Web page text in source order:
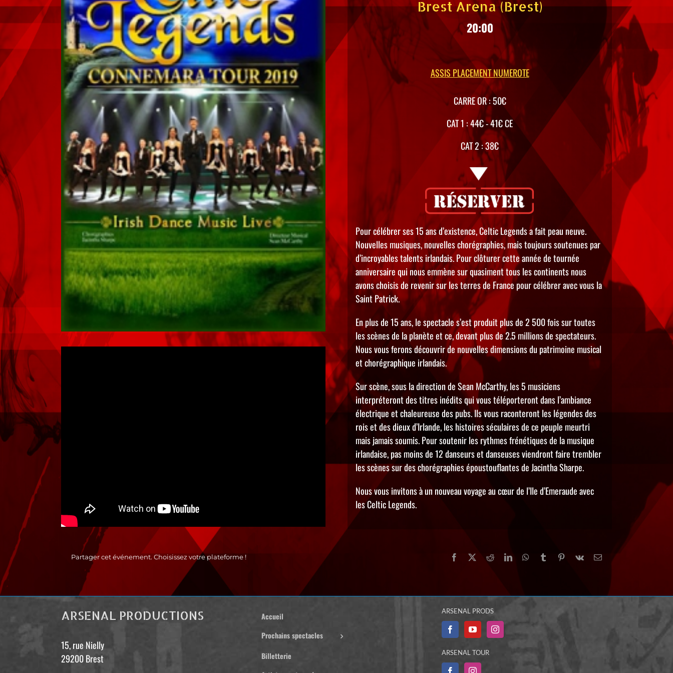
Brest Arena (Brest)
20:00
ASSIS PLACEMENT NUMEROTE
CARRE OR : 50€
CAT 1 : 44€ - 41€ CE
CAT 2 : 38€
Pour célébrer ses 15 ans d’existence, Celtic Legends a fait peau neuve.
Nouvelles musiques, nouvelles chorégraphies, mais toujours soutenues par
d’incroyables talents irlandais. Pour clôturer cette année de tournée
anniversaire qui nous emmène sur quasiment tous les continents nous
avons choisis de revenir sur les terres de France pour célébrer avec vous la
Saint Patrick.
En plus de 15 ans, le spectacle s’est produit plus de 2 500 fois sur toutes
les scènes de la planète et ce, devant plus de 2.5 millions de spectateurs.
Nous vous ferons découvrir de nouvelles dimensions du patrimoine musical
et chorégraphique irlandais.
Sur scène, sous la direction de Sean McCarthy, les 5 musiciens
interpréteront des titres inédits qui vous téléporteront dans l’ambiance
électrique et chaleureuse des pubs. Ils vous raconteront les légendes des
rois et des dieux d’Irlande, les histoires séculaires de ce peuple meurtri
mais jamais soumis. Pour soutenir les rythmes frénétiques de la musique
irlandaise, pas moins de 12 danseurs et danseuses viendront faire trembler
les scènes sur des chorégraphies époustouflantes de Jacintha Sharpe.
Nous vous invitons à un nouveau voyage au cœur de l’Ile d’Emeraude avec
les Celtic Legends.
Partager cet événement. Choisissez votre plateforme ! Facebook RedditLinkedInWhatsApp
Tumblr Pinterest
Vk Email
ARSENAL PRODUCTIONS
15, rue Nielly
29200 Brest
Accueil
Prochains spectacles
Billetterie
ARSENAL PRODS
ARSENAL TOUR